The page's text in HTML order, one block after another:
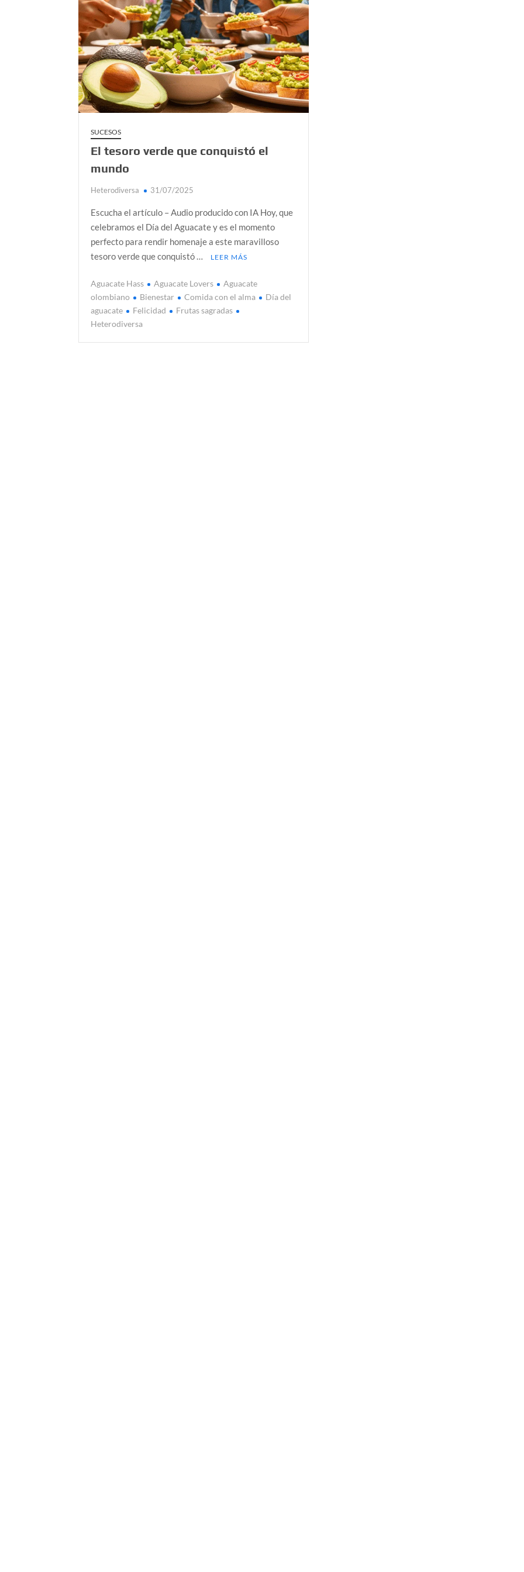
Día de Independencia 2026: de Patria Boba a Colombia polarizada
¿Podemos comunicarnos con seres de otros planos o mundos?
Salud mental digital: cómo frenar la ansiedad que generan las redes sociales
Denuncia por violencia sexual en Colombia: así avanza
¿Cómo descubrir esa conexión energética de la sexualidad sagrada?
SUCESOS
El tesoro verde que conquistó el
mundo
Heterodiversa 31/07/2025
Escucha el artículo – Audio producido con IA Hoy, que
celebramos el Día del Aguacate y es el momento
perfecto para rendir homenaje a este maravilloso
tesoro verde que conquistó …
LEER MÁS
Aguacate Hass Aguacate Lovers
Aguacate
olombiano
Bienestar Comida con el alma
Día del
aguacate
Felicidad
Frutas sagradas
Heterodiversa